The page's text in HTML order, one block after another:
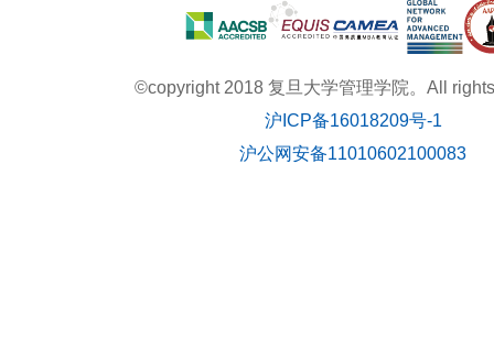
©copyright 2018 复旦大学管理学院。All
沪ICP备16018209号-1
沪公网安备11010602100083